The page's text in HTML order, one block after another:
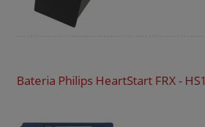
Bateria Philips HeartStart FRX - HS1